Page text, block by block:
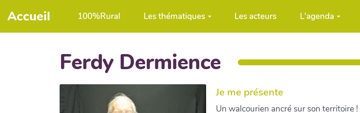
Aller au contenu principal
Accueil 100%Rural Les thématiques Les acteurs L'agenda
Ferdy Dermience
Je me présente
Un walcourien ancré sur son territoire !